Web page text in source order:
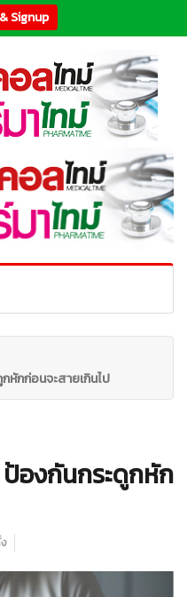
Signup
หักก่อนจะสายเกินไป
องกันกระดูกหัก